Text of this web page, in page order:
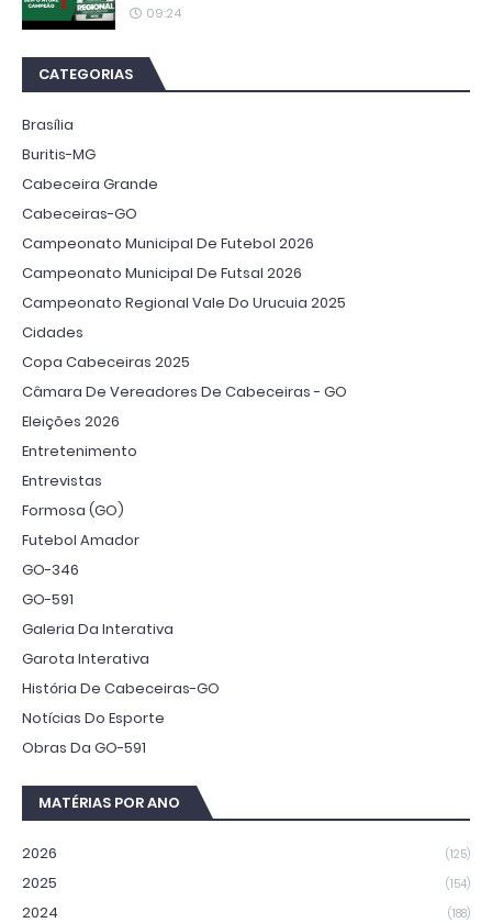
09:24
CATEGORIAS
Brasília
Buritis-MG
Cabeceira Grande
Cabeceiras-GO
Campeonato Municipal De Futebol 2026
Campeonato Municipal De Futsal 2026
Campeonato Regional Vale Do Urucuia 2025
Cidades
Copa Cabeceiras 2025
Câmara De Vereadores De Cabeceiras - GO
Eleições 2026
Entretenimento
Entrevistas
Formosa (GO)
Futebol Amador
GO-346
GO-591
Galeria Da Interativa
Garota Interativa
História De Cabeceiras-GO
Notícias Do Esporte
Obras Da GO-591
MATÉRIAS POR ANO
2026 (125)
2025 (154)
2024 (188)